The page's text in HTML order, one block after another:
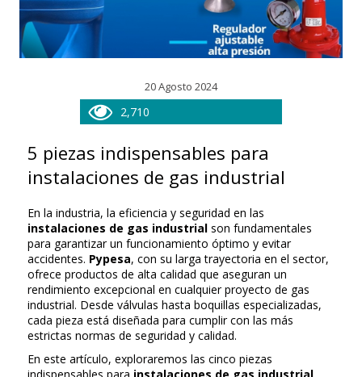
20 Agosto 2024
2,710
5 piezas indispensables para
instalaciones de gas industrial
En la industria, la eficiencia y seguridad en las
instalaciones de gas industrial son fundamentales
para garantizar un funcionamiento óptimo y evitar
accidentes. Pypesa, con su larga trayectoria en el sector,
ofrece productos de alta calidad que aseguran un
rendimiento excepcional en cualquier proyecto de gas
industrial. Desde válvulas hasta boquillas especializadas,
cada pieza está diseñada para cumplir con las más
estrictas normas de seguridad y calidad.
En este artículo, exploraremos las cinco piezas